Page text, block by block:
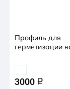
Профиль для
герметизации
3000 q